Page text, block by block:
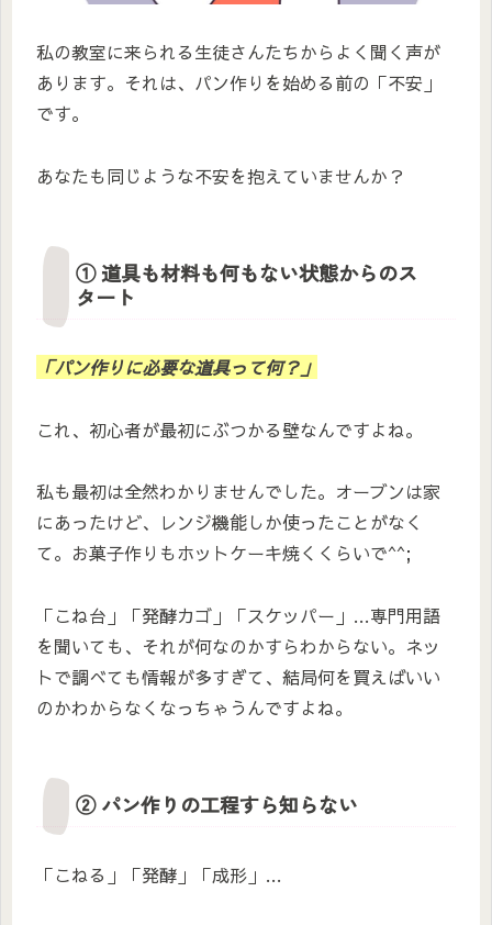
私の教室に来られる生徒さんたちからよく聞く声が
あります。それは、パン作りを始める前の「不安」
です。
あなたも同じような不安を抱えていませんか？
① 道具も材料も何もない状態からのス
タート
「パン作りに必要な道具って何？」
これ、初心者が最初にぶつかる壁なんですよね。
私も最初は全然わかりませんでした。オーブンは家
にあったけど、レンジ機能しか使ったことがなく
て。お菓子作りもホットケーキ焼くくらいで^^;
「こね台」「発酵カゴ」「スケッパー」…専門用語
を聞いても、それが何なのかすらわからない。ネッ
トで調べても情報が多すぎて、結局何を買えばいい
のかわからなくなっちゃうんですよね。
② パン作りの工程すら知らない
「こねる」「発酵」「成形」…